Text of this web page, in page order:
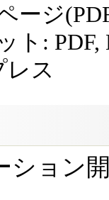
ージ
ト: PDF,
レス
ション